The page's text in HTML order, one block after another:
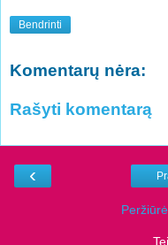
Bendrinti
Komentarų nėra:
Rašyti komentarą
‹